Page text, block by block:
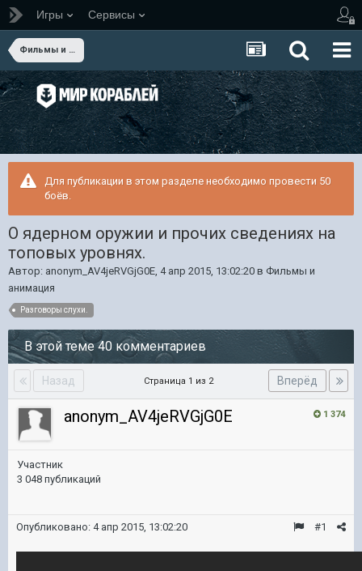
Игры Сервисы
Фильмы и анимация
Для публикации в этом разделе необходимо провести 50
боёв.
О ядерном оружии и прочих сведениях на
топовых уровнях.
Автор: anonym_AV4jeRVGjG0E, 4 апр 2015, 13:02:20 в Фильмы и
анимация
Разговоры слухи.
В этой теме 40 комментариев
Назад Вперёд
Страница 1 из 2
1 374
anonym_AV4jeRVGjG0E
Участник
3 048 публикаций
#1
Опубликовано: 4 апр 2015, 13:02:20